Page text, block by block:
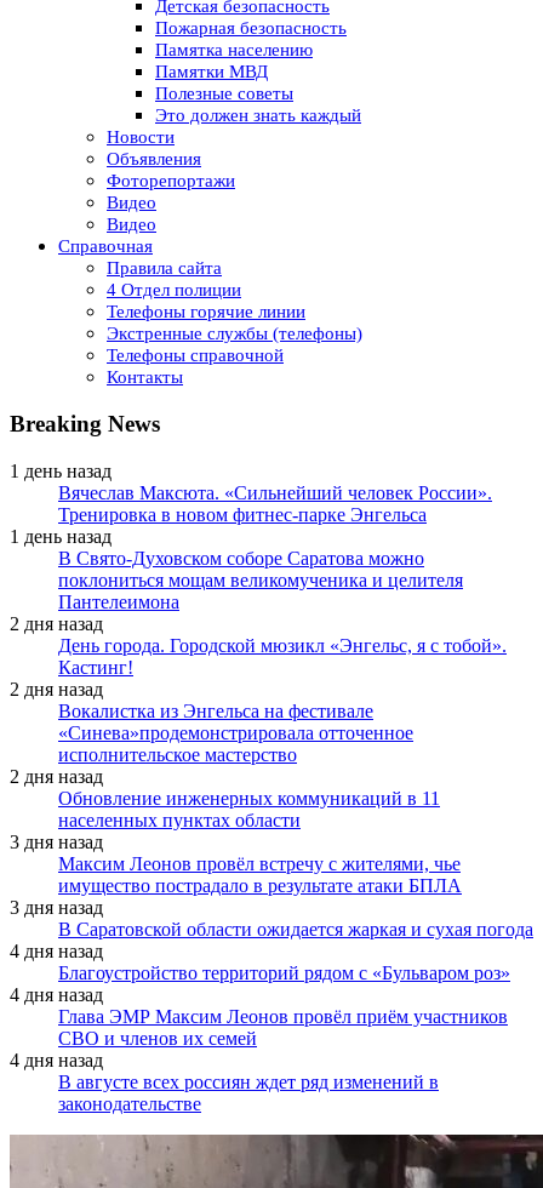
Детская безопасность
Пожарная безопасность
Памятка населению
Памятки МВД
Полезные советы
Это должен знать каждый
Новости
Объявления
Фоторепортажи
Видео
Видео
Справочная
Правила сайта
4 Отдел полиции
Телефоны горячие линии
Экстренные службы (телефоны)
Телефоны справочной
Контакты
Breaking News
1 день назад
Вячеслав Максюта. «Сильнейший человек России».
Тренировка в новом фитнес-парке Энгельса
1 день назад
В Свято-Духовском соборе Саратова можно
поклониться мощам великомученика и целителя
Пантелеимона
2 дня назад
День города. Городской мюзикл «Энгельс, я с тобой».
Кастинг!
2 дня назад
Вокалистка из Энгельса на фестивале
«Синева»продемонстрировала отточенное
исполнительское мастерство
2 дня назад
Обновление инженерных коммуникаций в 11
населенных пунктах области
3 дня назад
Максим Леонов провёл встречу с жителями, чье
имущество пострадало в результате атаки БПЛА
3 дня назад
В Саратовской области ожидается жаркая и сухая погода
4 дня назад
Благоустройство территорий рядом с «Бульваром роз»
4 дня назад
Глава ЭМР Максим Леонов провёл приём участников
СВО и членов их семей
4 дня назад
В августе всех россиян ждет ряд изменений в
законодательстве